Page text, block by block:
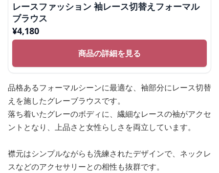
レースファッション 袖レース切替えフォーマル
ブラウス
¥4,180
商品の詳細を見る
品格あるフォーマルシーンに最適な、袖部分にレース切替
えを施したグレーブラウスです。
落ち着いたグレーのボディに、繊細なレースの袖がアクセ
ントとなり、上品さと女性らしさを両立しています。
襟元はシンプルながらも洗練されたデザインで、ネックレ
スなどのアクセサリーとの相性も抜群です。